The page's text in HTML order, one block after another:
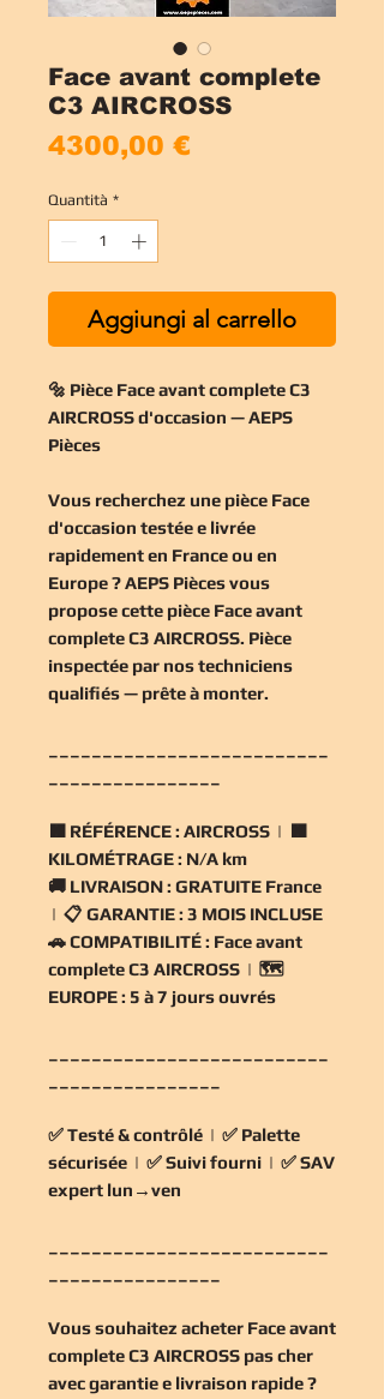
Face avant complete
C3 AIRCROSS
4300,00 €
Quantità *
Aggiungi al carrello
🔩 Pièce Face avant complete C3
AIRCROSS d'occasion — AEPS
Pièces
Vous recherchez une pièce Face
d'occasion testée e livrée
rapidement en France ou en
Europe ? AEPS Pièces vous
propose cette pièce Face avant
complete C3 AIRCROSS. Pièce
inspectée par nos techniciens
qualifiés — prête à monter.
🟧 RÉFÉRENCE : AIRCROSS | 🟧
KILOMÉTRAGE : N/A km
🚚 LIVRAISON : GRATUITE France
| 📋 GARANTIE : 3 MOIS INCLUSE
🚗COMPATIBILITÉ : Face avant
complete C3 AIRCROSS | 🗺️
EUROPE : 5 à 7 jours ouvrés
✅Testé & contrôlé | ✅ Palette
sécurisée | ✅Suivi fourni | ✅SAV
expert lun→ven
Vous souhaitez acheter Face avant
complete C3 AIRCROSS pas cher
avec garantie e livraison rapide ?